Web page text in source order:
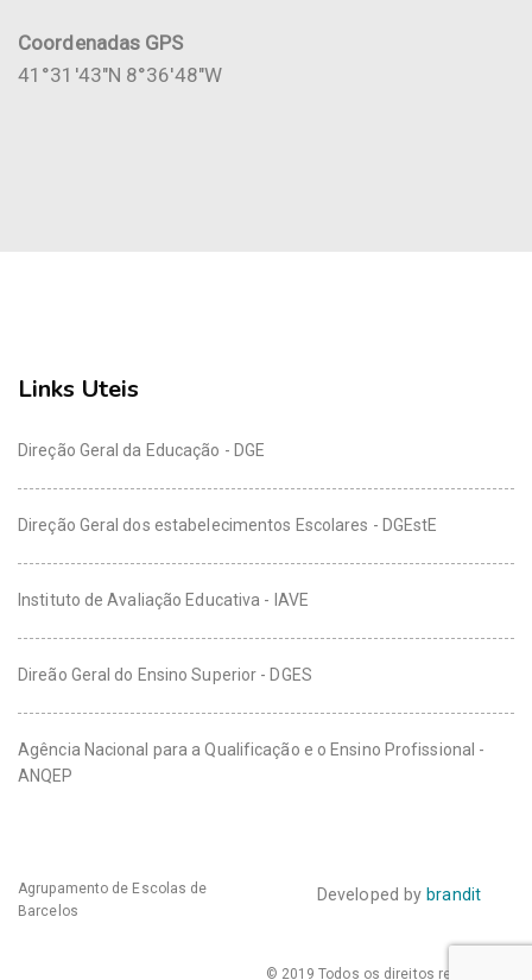
Coordenadas GPS
41°31'43"N 8°36'48"W
Links Uteis
Direção Geral da Educação - DGE
Direção Geral dos estabelecimentos Escolares - DGEstE
Instituto de Avaliação Educativa - IAVE
Direão Geral do Ensino Superior - DGES
Agência Nacional para a Qualificação e o Ensino Profissional -
ANQEP
Agrupamento de Escolas de
Barcelos
Developed by brandit
© 2019 Todos os direitos reservados